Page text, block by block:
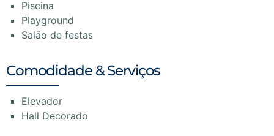
Piscina
Playground
Salão de festas
Comodidade & Serviços
Elevador
Hall Decorado